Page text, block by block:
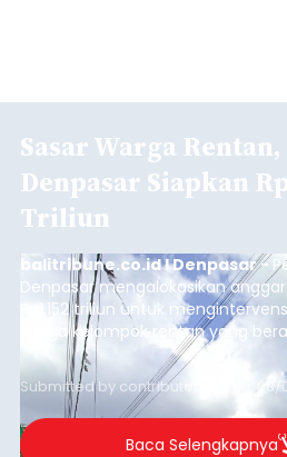
Sasar Warga Rentan,
Denpasar Siapkan
Triliun
balitribune.co.id I Denpasar -
Denpasar mengalokasikan
Rp1,152 triliun untuk
warga kelompok rentan yang
garis kemiskinan. Langkah
guna menjaga masyarakat yang
kelompok desil 5 dan 6 tersebut
merosot ke kategori miskin.
Submitted by contributor Thu,
Baca Selengkapnya